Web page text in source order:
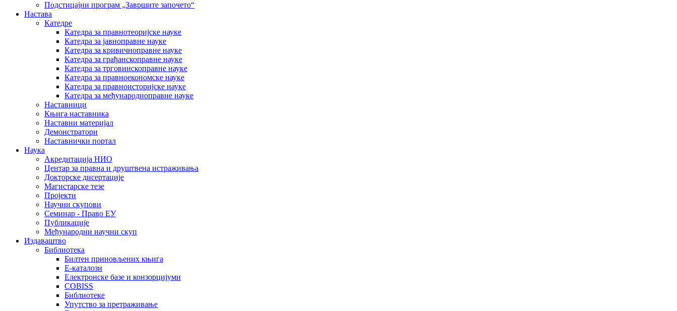
Подстицајни програм „Завршите започето“
Настава
Катедре
Катедра за правнотеоријске науке
Катедра за јавноправне науке
Катедра за кривичноправне науке
Катедра за грађанскоправне науке
Катедра за трговинскоправне науке
Катедра за правноекономске науке
Катедра за правноисторијске науке
Катедра за међународноправне науке
Наставници
Књига наставника
Наставни материјал
Демонстратори
Наставнички портал
Наука
Акредитација НИО
Центар за правна и друштвена истраживања
Докторске дисертације
Магистарске тезе
Пројекти
Научни скупови
Семинар - Право ЕУ
Публикације
Међународни научни скуп
Издаваштво
Библиотека
Билтен приновљених књига
Е-каталози
Електронске базе и конзорцијуми
COBISS
Библиотеке
Упутство за претраживање